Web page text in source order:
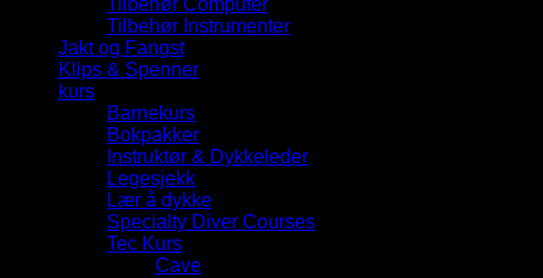
Tilbehør Instrumenter
Jakt og Fangst
Klips & Spenner
kurs
Barnekurs
Bokpakker
Instruktør & Dykkeleder
Legesjekk
Lær å dykke
Specialty Diver Courses
Tec Kurs
Cave